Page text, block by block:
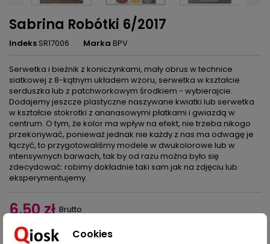
Sabrina Robótki 6/2017
Indeks SR17006 Marka BPV
Serwetka i bieżnik z koniczynkami, mały obrus w technice
siatkowej z 8-kątnym układem wzoru, serwetka w kształcie
serduszka lub z patchworkowym środkiem - wybierajcie.
Dodajemy jeszcze plastyczne naszywane kwiatki lub serwetka
w kształcie stokrotki z ananasowymi płatkami i gwiazdą w
centrum. O tym, że kolor ma wpływ na efekt, nie trzeba nikogo
przekonywać, ponieważ jednak nie każdy z nas ma odwagę je
łączyć, to przygotowaliśmy modele w dwukolorowe lub w
intensywnych barwach, tak by od razu można było się
zdecydować: robimy dokładnie taki sam jak na zdjęciu lub
eksperymentujemy.
6,50 zł Brutto
Ilość 
Cookies